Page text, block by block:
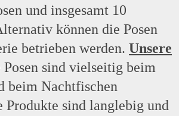
und insgesamt 10
können die Posen
betrieben werden. Unsere
Posen sind vielseitig beim
beim Nachtfischen
Produkte sind langlebig und